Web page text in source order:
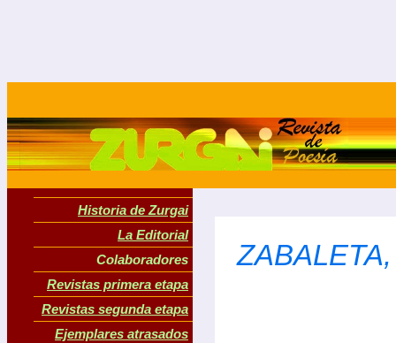
Historia de Zurgai
La Editorial
Colaboradores
Revistas primera etapa
Revistas segunda etapa
Ejemplares atrasados